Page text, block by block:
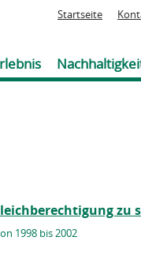
Jump to navigation
Startseite
zu
1998 bis 2002